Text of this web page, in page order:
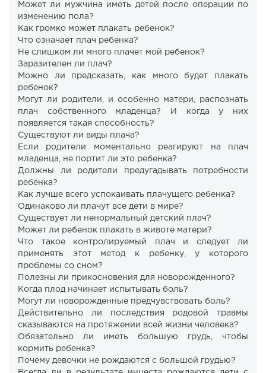
Может ли мужчина иметь детей после операции по
изменению пола?
Как громко может плакать ребенок?
Что означает плач ребенка?
Не слишком ли много плачет мой ребенок?
Заразителен ли плач?
Можно ли предсказать, как много будет плакать
ребенок?
Могут ли родители, и особенно матери, распознать
плач собственного младенца? И когда у них
появляется такая способность?
Существуют ли виды плача?
Если родители моментально реагируют на плач
младенца, не портит ли это ребенка?
Должны ли родители предугадывать потребности
ребенка?
Как лучше всего успокаивать плачущего ребенка?
Одинаково ли плачут все дети в мире?
Существует ли ненормальный детский плач?
Может ли ребенок плакать в животе матери?
Что такое контролируемый плач и следует ли
применять этот метод к ребенку, у которого
проблемы со сном?
Полезны ли прикосновения для новорожденного?
Когда плод начинает испытывать боль?
Могут ли новорожденные предчувствовать боль?
Действительно ли последствия родовой травмы
сказываются на протяжении всей жизни человека?
Обязательно ли иметь большую грудь, чтобы
кормить ребенка?
Почему девочки не рождаются с большой грудью?